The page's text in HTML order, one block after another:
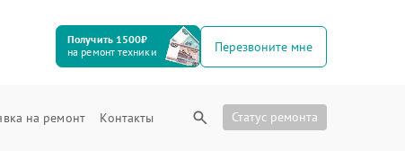
Получить 1500₽
на ремонт техники
Перезвоните мне
на ремонт Контакты Статус ремонта